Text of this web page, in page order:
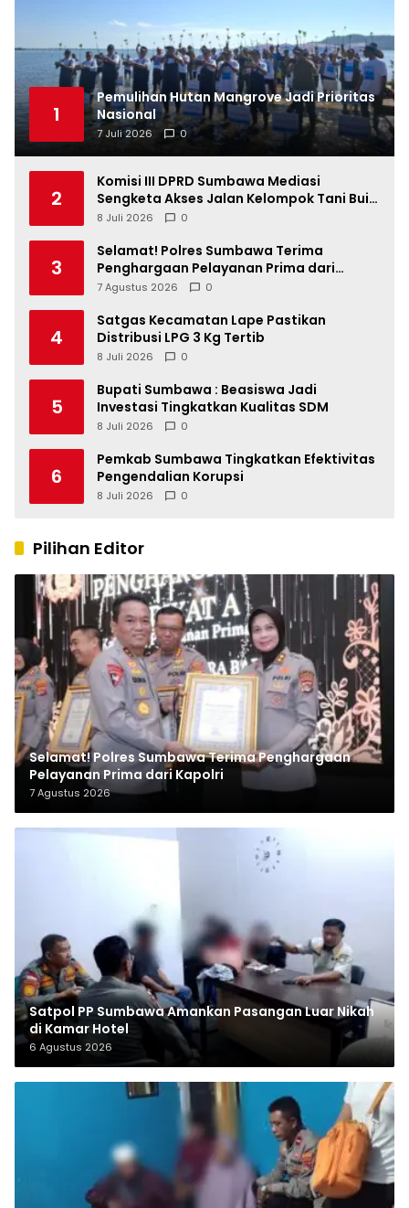
1
Pemulihan Hutan Mangrove Jadi Prioritas
Nasional
7 Juli 2026 0
2
Komisi III DPRD Sumbawa Mediasi
Sengketa Akses Jalan Kelompok Tani Buin
Dua
8 Juli 2026 0
3
Selamat! Polres Sumbawa Terima
Penghargaan Pelayanan Prima dari
Kapolri
7 Agustus 2026 0
4
Satgas Kecamatan Lape Pastikan
Distribusi LPG 3 Kg Tertib
8 Juli 2026 0
5
Bupati Sumbawa : Beasiswa Jadi
Investasi Tingkatkan Kualitas SDM
8 Juli 2026 0
6
Pemkab Sumbawa Tingkatkan Efektivitas
Pengendalian Korupsi
8 Juli 2026 0
Pilihan Editor
Selamat! Polres Sumbawa Terima Penghargaan
Pelayanan Prima dari Kapolri
7 Agustus 2026
Satpol PP Sumbawa Amankan Pasangan Luar Nikah
di Kamar Hotel
6 Agustus 2026